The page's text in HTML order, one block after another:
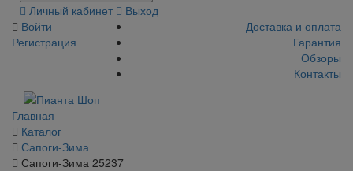
Личный кабинет
Выход
Войти
Регистрация
Доставка и оплата
Гарантия
Обзоры
Контакты
Главная
Каталог
Сапоги-Зима
Сапоги-Зима 25237